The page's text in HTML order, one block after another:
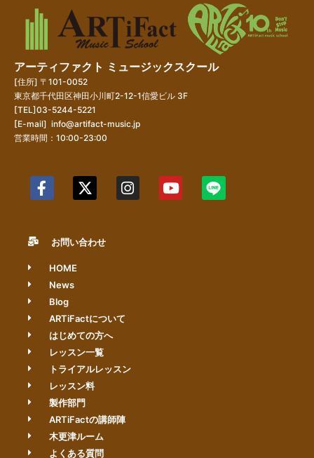
アーティファクト ミュージックスクール
[住所] 〒101-0052
東京都千代田区神田小川町2-12-1信愛ビル 3F
[TEL]03-5244-5221
[E-mail] info@artifact-music.jp
営業時間：10:00-23:00
お問い合わせ
HOME
News
Blog
ARTiFactについて
はじめての方へ
レッスン一覧
トライアルレッスン
レッスン料
製作部門
ARTiFactの講師陣
木更津ルーム
よくある質問